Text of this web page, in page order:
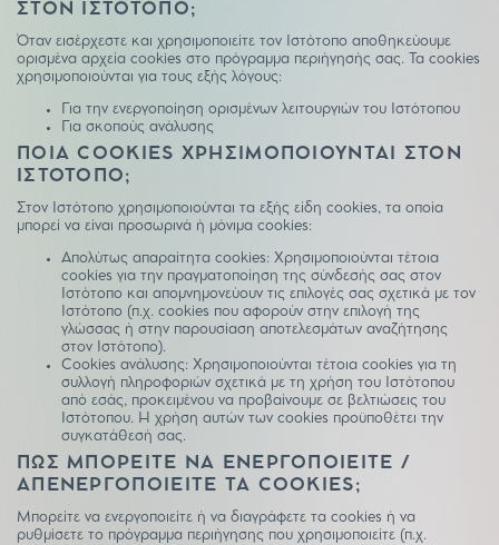
ΣΤΟΝ ΙΣΤΟΤΟΠΟ;
Όταν εισέρχεστε και χρησιμοποιείτε τον Ιστότοπο αποθηκεύουμε
ορισμένα αρχεία cookies στο πρόγραμμα περιήγησής σας. Τα cookies
χρησιμοποιούνται για τους εξής λόγους:
Για την ενεργοποίηση ορισμένων λειτουργιών του Ιστότοπου
Για σκοπούς ανάλυσης
ΠΟΙΑ COOKIES ΧΡΗΣΙΜΟΠΟΙΟΥΝΤΑΙ ΣΤΟΝ
ΙΣΤΟΤΟΠΟ;
Στον Ιστότοπο χρησιμοποιούνται τα εξής είδη cookies, τα οποία
μπορεί να είναι προσωρινά ή μόνιμα cookies:
Απολύτως απαραίτητα cookies: Χρησιμοποιούνται τέτοια
cookies για την πραγματοποίηση της σύνδεσής σας στον
Ιστότοπο και απομνημονεύουν τις επιλογές σας σχετικά με τον
Ιστότοπο (π.χ. cookies που αφορούν στην επιλογή της
γλώσσας ή στην παρουσίαση αποτελεσμάτων αναζήτησης
στον Ιστότοπο).
Cookies ανάλυσης: Χρησιμοποιούνται τέτοια cookies για τη
συλλογή πληροφοριών σχετικά με τη χρήση του Ιστότοπου
από εσάς, προκειμένου να προβαίνουμε σε βελτιώσεις του
Ιστότοπου. Η χρήση αυτών των cookies προϋποθέτει την
συγκατάθεσή σας.
ΠΩΣ ΜΠΟΡΕΙΤE ΝΑ ΕΝΕΡΓΟΠΟΙΕΙΤΕ /
ΑΠΕΝΕΡΓΟΠΟΙΕΙΤΕ ΤΑ COOKIES;
Μπορείτε να ενεργοποιείτε ή να διαγράφετε τα cookies ή να
ρυθμίσετε το πρόγραμμα περιήγησης που χρησιμοποιείτε (π.χ.